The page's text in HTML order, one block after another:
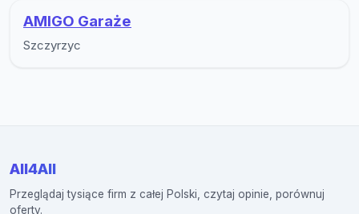
AMIGO Garaże
Szczyrzyc
All4All
Przeglądaj tysiące firm z całej Polski, czytaj opinie, porównuj
oferty.